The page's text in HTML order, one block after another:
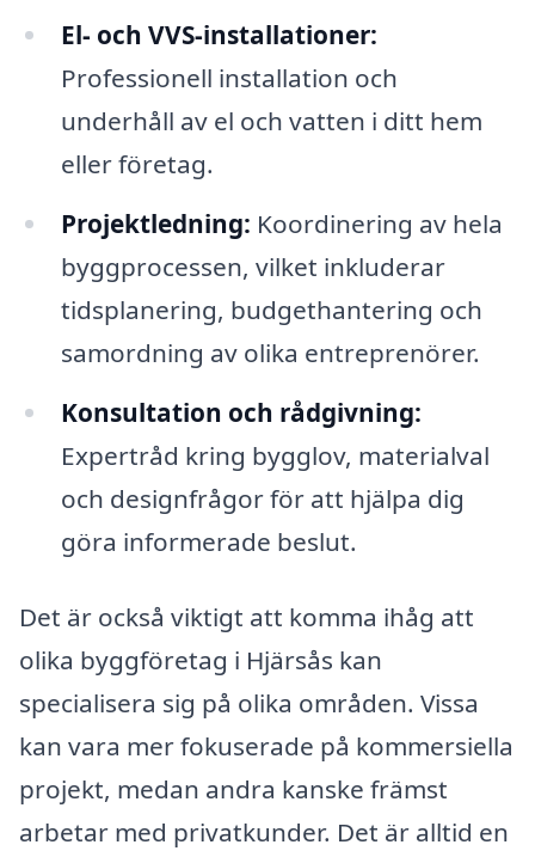
El- och VVS-installationer:
Professionell installation och
underhåll av el och vatten i ditt hem
eller företag.
Projektledning: Koordinering av hela
byggprocessen, vilket inkluderar
tidsplanering, budgethantering och
samordning av olika entreprenörer.
Konsultation och rådgivning:
Expertråd kring bygglov, materialval
och designfrågor för att hjälpa dig
göra informerade beslut.
Det är också viktigt att komma ihåg att
olika byggföretag i Hjärsås kan
specialisera sig på olika områden. Vissa
kan vara mer fokuserade på kommersiella
projekt, medan andra kanske främst
arbetar med privatkunder. Det är alltid en